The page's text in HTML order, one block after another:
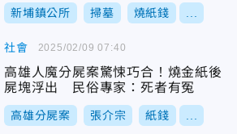
新埔鎮公所 掃墓 燒紙錢
社會
高雄人魔分屍案驚悚巧合！燒金紙後
屍塊浮出 民俗專家：死者有冤
高雄分屍案 張介宗 紙錢
2025/02/09 07:40